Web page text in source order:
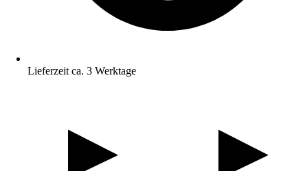
Lieferzeit ca. 3 Werktage